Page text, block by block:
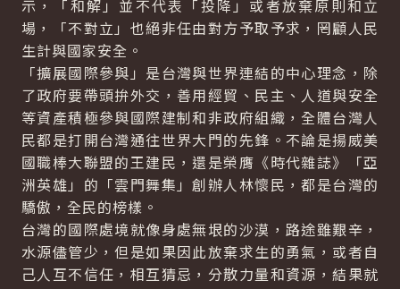
示，「和解」並不代表「投降」或者放棄原則和立
場，「不對立」也絕非任由對方予取予求，罔顧人民
生計與國家安全。
「擴展國際參與」是台灣與世界連結的中心理念，除
了政府要帶頭拚外交，善用經貿、民主、人道與安全
等資產積極參與國際建制和非政府組織，全體台灣人
民都是打開台灣通往世界大門的先鋒。不論是揚威美
國職棒大聯盟的王建民，還是榮膺《時代雜誌》「亞
洲英雄」的「雲門舞集」創辦人林懷民，都是台灣的
驕傲，全民的榜樣。
台灣的國際處境就像身處無垠的沙漠，路途雖艱辛，
水源儘管少，但是如果因此放棄求生的勇氣，或者自
己人互不信任，相互猜忌，分散力量和資源，結果就